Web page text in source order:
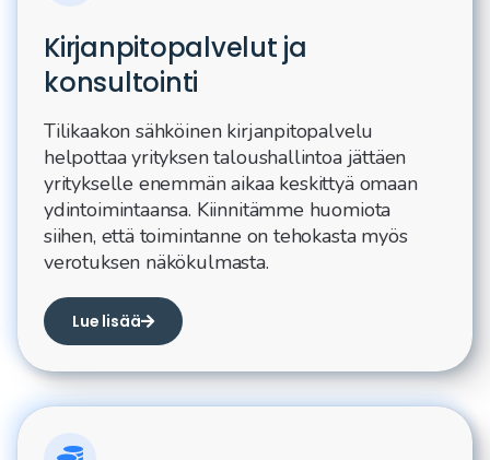
Kirjanpitopalvelut ja
konsultointi
Tilikaakon sähköinen kirjanpitopalvelu
helpottaa yrityksen taloushallintoa jättäen
yritykselle enemmän aikaa keskittyä omaan
ydintoimintaansa. Kiinnitämme huomiota
siihen, että toimintanne on tehokasta myös
verotuksen näkökulmasta.
Lue lisää